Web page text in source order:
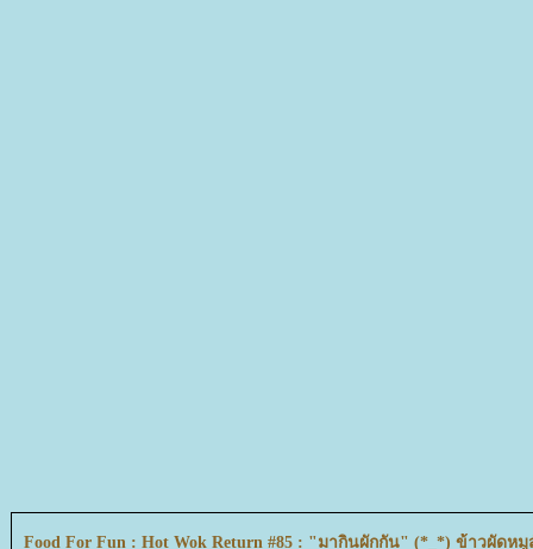
Food For Fun : Hot Wok Return #85 : "มากินผักกัน" (*_*) ข้าวผัดห